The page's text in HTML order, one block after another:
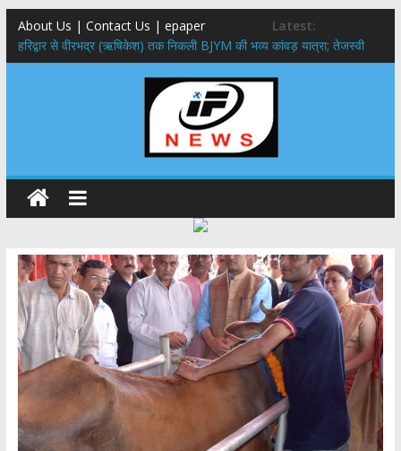
About Us | Contact Us | epaper
Latest:
​हरिद्वार से वीरभद्र (ऋषिकेश) तक निकली BJYM की भव्य कांवड़ यात्रा; तेजस्वी
सूर्या ने की देश व प्रदेशवासियों के कल्याण की कामना
नंदा की चौकी पुल हादसा: PWD के EE, AE और JE निलंबित, सीएम धामी के निर्देश
मुख्यमंत्री ने 9 लाख 87 हजार17 पेंशन लाभार्थियों को कुल 146 करोड़ 32 लाख
राष्ट्रीय हथकरघा दिवस पर मुख्यमंत्री धामी ने उत्कृष्ट बुनकरों और हस्तशिल्प
कारीगरों को किया सम्मानित
​धामी कैबिनेट का बड़ा फैसला: पशुपालकों को 60% तक सब्सिडी, गंगा एक्सप्रेसवे का
हरिद्वार तक होगा विस्तार